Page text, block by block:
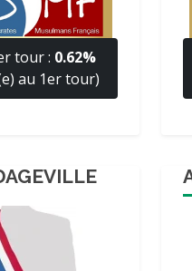
tour : 0.62%
au 1er tour)